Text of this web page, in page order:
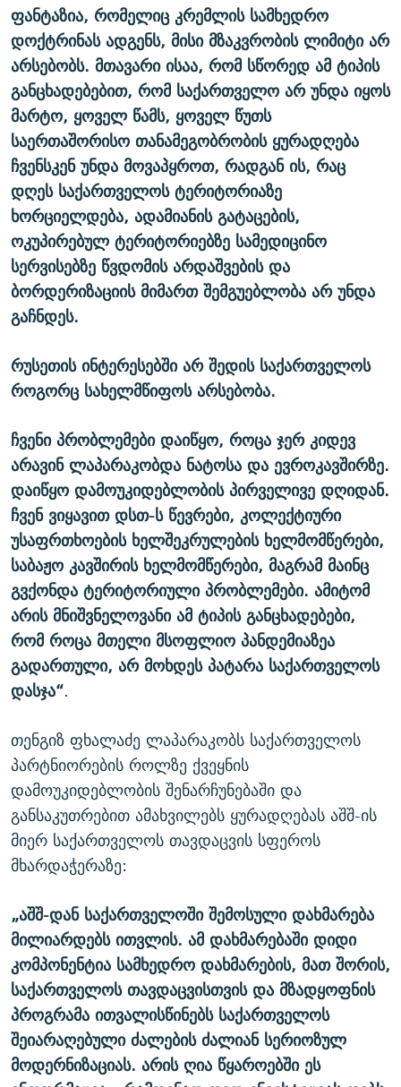
ფანტაზია, რომელიც კრემლის სამხედრო
დოქტრინას ადგენს, მისი მზაკვრობის ლიმიტი არ
არსებობს. მთავარი ისაა, რომ სწორედ ამ ტიპის
განცხადებებით, რომ საქართველო არ უნდა იყოს
მარტო, ყოველ წამს, ყოველ წუთს
საერთაშორისო თანამეგობრობის ყურადღება
ჩვენსკენ უნდა მოვაპყროთ, რადგან ის, რაც
დღეს საქართველოს ტერიტორიაზე
ხორციელდება, ადამიანის გატაცების,
ოკუპირებულ ტერიტორიებზე სამედიცინო
სერვისებზე წვდომის არდაშვების და
ბორდერიზაციის მიმართ შემგუებლობა არ უნდა
გაჩნდეს.
რუსეთის ინტერესებში არ შედის საქართველოს
როგორც სახელმწიფოს არსებობა.
ჩვენი პრობლემები დაიწყო, როცა ჯერ კიდევ
არავინ ლაპარაკობდა ნატოსა და ევროკავშირზე.
დაიწყო დამოუკიდებლობის პირველივე დღიდან.
ჩვენ ვიყავით დსთ-ს წევრები, კოლექტიური
უსაფრთხოების ხელშეკრულების ხელმომწერები,
საბაჟო კავშირის ხელმომწერები, მაგრამ მაინც
გვქონდა ტერიტორიული პრობლემები. ამიტომ
არის მნიშვნელოვანი ამ ტიპის განცხადებები,
რომ როცა მთელი მსოფლიო პანდემიაზეა
გადართული, არ მოხდეს პატარა საქართველოს
დასჯა“.
თენგიზ ფხალაძე ლაპარაკობს საქართველოს
პარტნიორების როლზე ქვეყნის
დამოუკიდებლობის შენარჩუნებაში და
განსაკუთრებით ამახვილებს ყურადღებას აშშ-ის
მიერ საქართველოს თავდაცვის სფეროს
მხარდაჭერაზე:
„აშშ-დან საქართველოში შემოსული დახმარება
მილიარდებს ითვლის. ამ დახმარებაში დიდი
კომპონენტია სამხედრო დახმარების, მათ შორის,
საქართველოს თავდაცვისთვის და მზადყოფნის
პროგრამა ითვალისწინებს საქართველოს
შეიარაღებული ძალების ძალიან სერიოზულ
მოდერნიზაციას. არის ღია წყაროებში ეს